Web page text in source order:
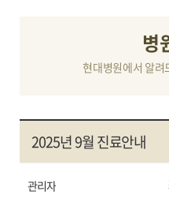
병
현대병원에서 알려
2025년 9월 진료안내
관리자